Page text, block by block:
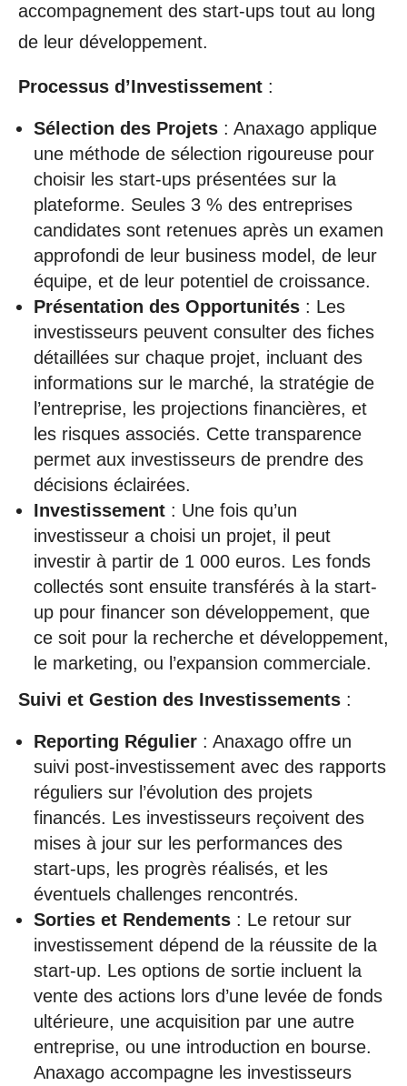
accompagnement des start-ups tout au long
de leur développement.
Processus d’Investissement :
Sélection des Projets : Anaxago applique
une méthode de sélection rigoureuse pour
choisir les start-ups présentées sur la
plateforme. Seules 3 % des entreprises
candidates sont retenues après un examen
approfondi de leur business model, de leur
équipe, et de leur potentiel de croissance.
Présentation des Opportunités : Les
investisseurs peuvent consulter des fiches
détaillées sur chaque projet, incluant des
informations sur le marché, la stratégie de
l’entreprise, les projections financières, et
les risques associés. Cette transparence
permet aux investisseurs de prendre des
décisions éclairées.
Investissement : Une fois qu’un
investisseur a choisi un projet, il peut
investir à partir de 1 000 euros. Les fonds
collectés sont ensuite transférés à la start-
up pour financer son développement, que
ce soit pour la recherche et développement,
le marketing, ou l’expansion commerciale.
Suivi et Gestion des Investissements :
Reporting Régulier : Anaxago offre un
suivi post-investissement avec des rapports
réguliers sur l’évolution des projets
financés. Les investisseurs reçoivent des
mises à jour sur les performances des
start-ups, les progrès réalisés, et les
éventuels challenges rencontrés.
Sorties et Rendements : Le retour sur
investissement dépend de la réussite de la
start-up. Les options de sortie incluent la
vente des actions lors d’une levée de fonds
ultérieure, une acquisition par une autre
entreprise, ou une introduction en bourse.
Anaxago accompagne les investisseurs